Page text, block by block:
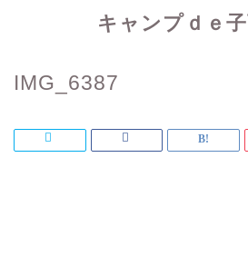
キャンプｄｅ子
IMG_6387